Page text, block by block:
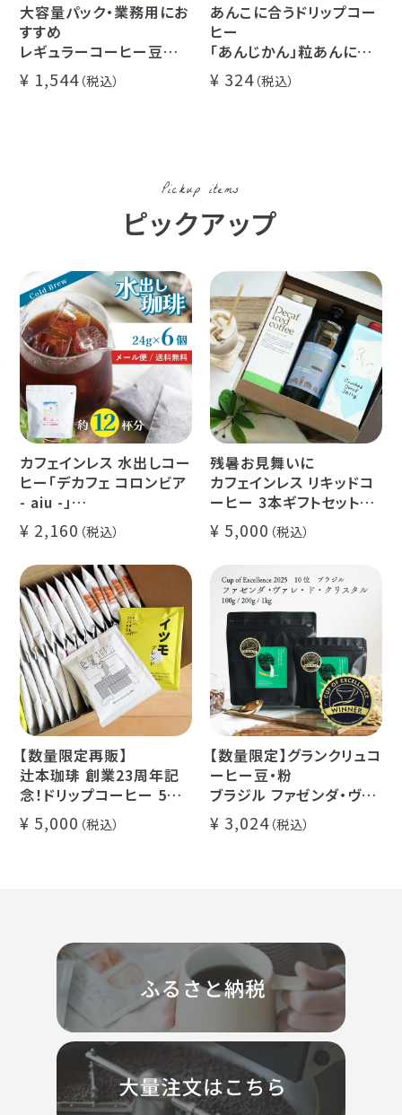
大容量パック・業務用にお
すすめ
レギュラーコーヒー豆
イツモブレンド 500g
1,544
あんこに合うドリップコー
ヒー
「あんじかん」粒あんに合
う珈琲 1杯分
324
Pickup items
ピックアップ
カフェインレス 水出しコー
ヒー「デカフェ コロンビア
- aiu -」
24g×6個（約12杯分）
マウンテンウォータープロ
セス カフェインレスコーヒ
ー豆100%使用 メール便
でお届け
2,160
残暑お見舞いに
カフェインレス リキッドコ
ーヒー 3本ギフトセット
クラッシュド デカフェ ゼリ
ー 1本
デカフェ オレベース【無
糖】1本
デカフェ アイスコーヒー 1
5,000
【数量限定再販】
辻本珈琲 創業23周年記
念！ドリップコーヒー 5種
50杯セット
アニバーサリーブレンド
5,000
【数量限定】グランクリュコ
ーヒー豆・粉
ブラジル ファゼンダ・ヴァ
レ・ド・クリスタル（100g /
200g / 1kg）
3,024